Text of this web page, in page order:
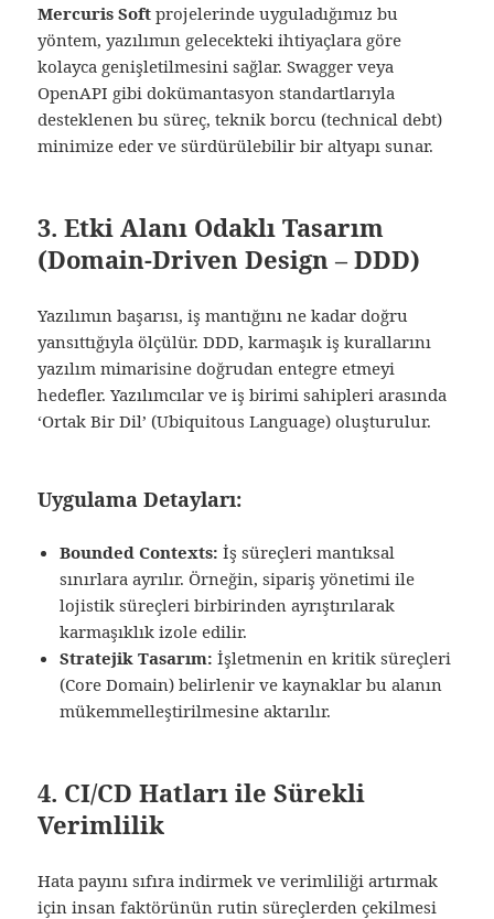
Mercuris Soft projelerinde uyguladığımız bu
yöntem, yazılımın gelecekteki ihtiyaçlara göre
kolayca genişletilmesini sağlar. Swagger veya
OpenAPI gibi dokümantasyon standartlarıyla
desteklenen bu süreç, teknik borcu (technical debt)
minimize eder ve sürdürülebilir bir altyapı sunar.
3. Etki Alanı Odaklı Tasarım
(Domain-Driven Design – DDD)
Yazılımın başarısı, iş mantığını ne kadar doğru
yansıttığıyla ölçülür. DDD, karmaşık iş kurallarını
yazılım mimarisine doğrudan entegre etmeyi
hedefler. Yazılımcılar ve iş birimi sahipleri arasında
‘Ortak Bir Dil’ (Ubiquitous Language) oluşturulur.
Uygulama Detayları:
Bounded Contexts: İş süreçleri mantıksal
sınırlara ayrılır. Örneğin, sipariş yönetimi ile
lojistik süreçleri birbirinden ayrıştırılarak
karmaşıklık izole edilir.
Stratejik Tasarım: İşletmenin en kritik süreçleri
(Core Domain) belirlenir ve kaynaklar bu alanın
mükemmelleştirilmesine aktarılır.
4. CI/CD Hatları ile Sürekli
Verimlilik
Hata payını sıfıra indirmek ve verimliliği artırmak
için insan faktörünün rutin süreçlerden çekilmesi